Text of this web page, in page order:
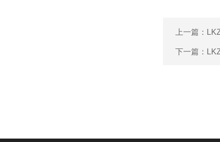
上一篇：
下一篇：